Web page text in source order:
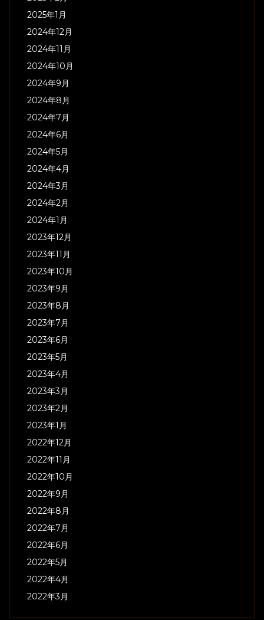
2025年1月
2024年12月
2024年11月
2024年10月
2024年9月
2024年8月
2024年7月
2024年6月
2024年5月
2024年4月
2024年3月
2024年2月
2024年1月
2023年12月
2023年11月
2023年10月
2023年9月
2023年8月
2023年7月
2023年6月
2023年5月
2023年4月
2023年3月
2023年2月
2023年1月
2022年12月
2022年11月
2022年10月
2022年9月
2022年8月
2022年7月
2022年6月
2022年5月
2022年4月
2022年3月